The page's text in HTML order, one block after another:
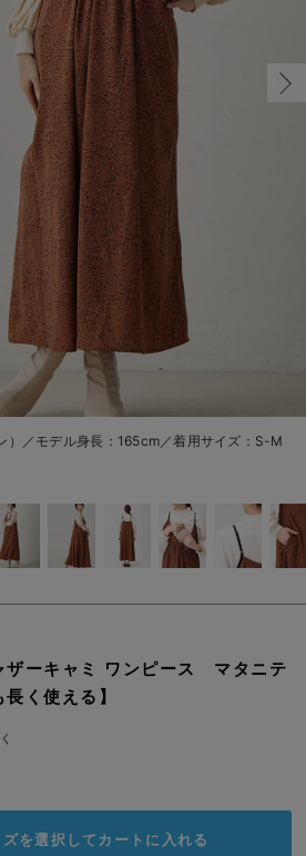
）・ママコート
娠中・産後）
・ボトムス
セレモニー
イテム
すすめ！
スカート
パジャマ
インナー
雑貨
ベビー
MAX55%OFF ブラック
オフィス
きれいめ美脚パンツ派
ツィード派
王道シンプル派
セットアップ派
短肌着
セット
快適ウェア10%OFF
ジャンパースカート/
ワーク・オフィス
カジュアル
フォーマル / オケー
あったかアイテム｜
10,001円（税込）〜
女の子におススメの
男の子におススメの
定番ギフト
もらって嬉しいギフト
かわいくておもしろ
何枚あっても嬉しい
長く使えるアイテム
保温&リカバリー
レギンス・タイツ
カップ付きインナー
あったか度◎
裏起毛素材
【冬のあったか特集
）／モデル身長：165cm／着用サイズ：S-M
ザーキャミ ワンピース マタニテ
く使える】
を選択して カートに入れる
カートに入れる
残り3点
残り3点
カートに入れる
閉じる